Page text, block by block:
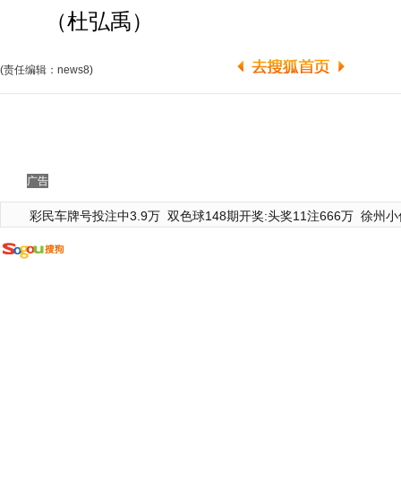
（杜弘禹）
(责任编辑：news8)
广告
彩民车牌号投注中3.9万 双色球148期开奖:头奖11注666万 徐州